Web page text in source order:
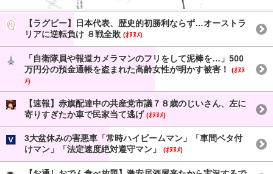
【ラグビー】日本代表、歴史的初勝利ならず…オーストラ
リアに逆転負け ８戦全敗 (ｵﾇﾇﾒ)
「自衛隊員や報道カメラマンのフリをして泥棒を…」500
万円分の預金通帳を盗まれた高齢女性が明かす被害！
(ｵﾇﾇ
ﾒ)
【速報】赤旗配達中の共産党市議７８歳のじいさん、左に
寄りすぎたか車で民家当て逃げ (ｵﾇﾇﾒ)
3大盆休みの害悪車「常時ハイビームマン」「車間ベタ付
けマン」「法定速度絶対遵守マン」
(ｵﾇﾇﾒ)